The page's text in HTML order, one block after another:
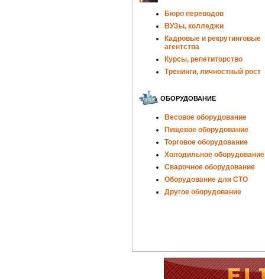
Бюро переводов
ВУЗы, колледжи
Кадровые и рекрутинговые
агентства
Курсы, репетиторство
Тренинги, личностный рост
ОБОРУДОВАНИЕ
Весовое оборудование
Пищевое оборудование
Торговое оборудование
Холодильное оборудование
Сварочное оборудование
Оборудование для СТО
Другое оборудование